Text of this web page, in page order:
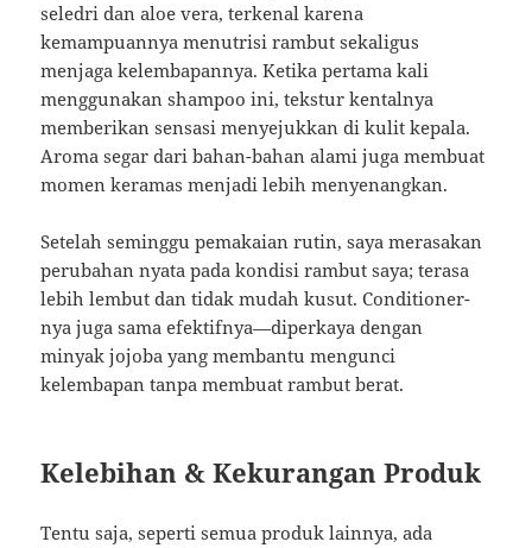
seledri dan aloe vera, terkenal karena
kemampuannya menutrisi rambut sekaligus
menjaga kelembapannya. Ketika pertama kali
menggunakan shampoo ini, tekstur kentalnya
memberikan sensasi menyejukkan di kulit kepala.
Aroma segar dari bahan-bahan alami juga membuat
momen keramas menjadi lebih menyenangkan.
Setelah seminggu pemakaian rutin, saya merasakan
perubahan nyata pada kondisi rambut saya; terasa
lebih lembut dan tidak mudah kusut. Conditioner-
nya juga sama efektifnya—diperkaya dengan
minyak jojoba yang membantu mengunci
kelembapan tanpa membuat rambut berat.
Kelebihan & Kekurangan Produk
Tentu saja, seperti semua produk lainnya, ada